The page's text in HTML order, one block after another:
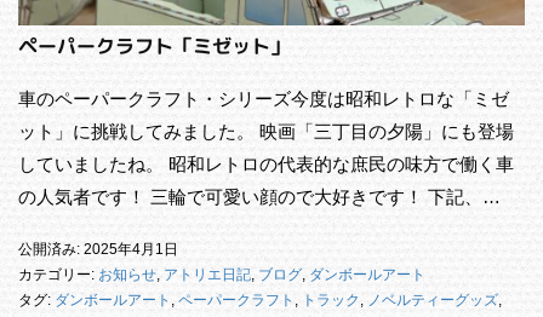
ペーパークラフト「ミゼット」
車のペーパークラフト・シリーズ今度は昭和レトロな「ミゼ
ット」に挑戦してみました。 映画「三丁目の夕陽」にも登場
していましたね。 昭和レトロの代表的な庶民の味方で働く車
の人気者です！ 三輪で可愛い顔ので大好きです！ 下記、…
公開済み: 2025年4月1日
カテゴリー: お知らせ, アトリエ日記, ブログ,ダンボールアート
タグ: ダンボールアート , ペーパークラフト , トラック , ノベルティーグッズ,